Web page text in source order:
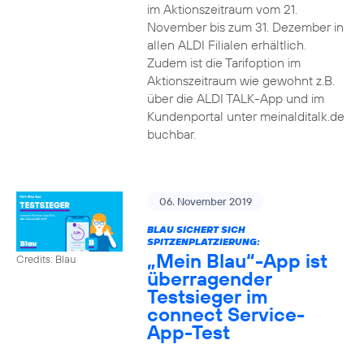
im Aktionszeitraum vom 21.
November bis zum 31. Dezember in
allen ALDI Filialen erhältlich.
Zudem ist die Tarifoption im
Aktionszeitraum wie gewohnt z.B.
über die ALDI TALK-App und im
Kundenportal unter meinalditalk.de
buchbar.
Credits: Blau
06. November 2019
BLAU SICHERT SICH
SPITZENPLATZIERUNG:
„Mein Blau“-App ist
überragender
Testsieger im
connect Service-
App-Test